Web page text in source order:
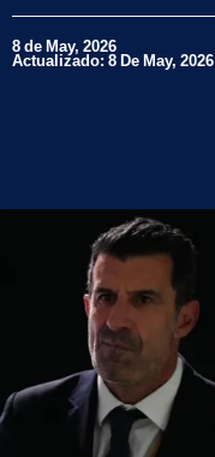
8 de May, 2026
Actualizado: 8 De May, 2026